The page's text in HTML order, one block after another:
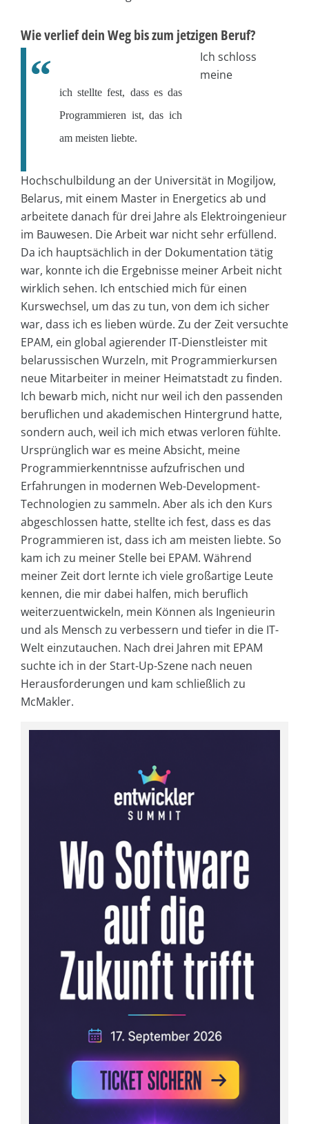
Wie verlief dein Weg bis zum jetzigen Beruf?
ich stellte fest, dass es das
Programmieren ist, das ich
am meisten liebte.
Ich schloss
meine
Hochschulbildung an der Universität in Mogiljow,
Belarus, mit einem Master in Energetics ab und
arbeitete danach für drei Jahre als Elektroingenieur
im Bauwesen. Die Arbeit war nicht sehr erfüllend.
Da ich hauptsächlich in der Dokumentation tätig
war, konnte ich die Ergebnisse meiner Arbeit nicht
wirklich sehen. Ich entschied mich für einen
Kurswechsel, um das zu tun, von dem ich sicher
war, dass ich es lieben würde. Zu der Zeit versuchte
EPAM, ein global agierender IT-Dienstleister mit
belarussischen Wurzeln, mit Programmierkursen
neue Mitarbeiter in meiner Heimatstadt zu finden.
Ich bewarb mich, nicht nur weil ich den passenden
beruflichen und akademischen Hintergrund hatte,
sondern auch, weil ich mich etwas verloren fühlte.
Ursprünglich war es meine Absicht, meine
Programmierkenntnisse aufzufrischen und
Erfahrungen in modernen Web-Development-
Technologien zu sammeln. Aber als ich den Kurs
abgeschlossen hatte, stellte ich fest, dass es das
Programmieren ist, dass ich am meisten liebte. So
kam ich zu meiner Stelle bei EPAM. Während
meiner Zeit dort lernte ich viele großartige Leute
kennen, die mir dabei halfen, mich beruflich
weiterzuentwickeln, mein Können als Ingenieurin
und als Mensch zu verbessern und tiefer in die IT-
Welt einzutauchen. Nach drei Jahren mit EPAM
suchte ich in der Start-Up-Szene nach neuen
Herausforderungen und kam schließlich zu
McMakler.